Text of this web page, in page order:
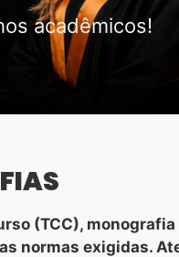
acadêmicos!
(TCC),
normas exigidas.